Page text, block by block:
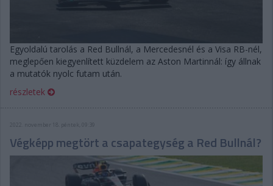
Egyoldalú tarolás a Red Bullnál, a Mercedesnél és a Visa RB-nél,
meglepően kiegyenlített küzdelem az Aston Martinnál: így állnak
a mutatók nyolc futam után.
részletek
2022. november 18. péntek, 09:39
Végképp megtört a csapategység a Red Bullnál?